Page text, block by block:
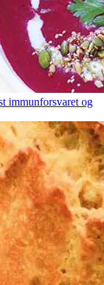
immunforsvaret og